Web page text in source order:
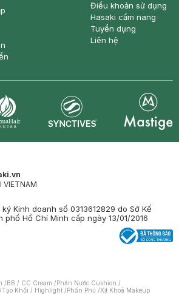
Điều khoản sử dụng
Hasaki cẩm nang
Tuyển dụng
Liên hệ
VIETNAM
Kinh doanh số 0313612829 do Sở Kế
Hồ Chí Minh cấp ngày 13/01/2016
/BB / CC Cream /Phấn Nước Cushion /
/Tạo Khối / Highlight /Phấn Phủ /Xịt Khoá Makeup